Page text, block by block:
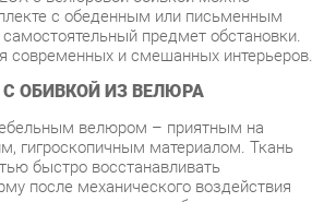
ОБИВКОЙ ИЗ ВЕЛЮРА
велюром – приятным на
гигроскопичным материалом. Ткань
быстро восстанавливать
после механического воздействия
декором обивки служит
С ЗОЛОТЫМ ДЕКОРОМ